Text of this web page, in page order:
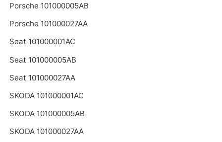
Porsche 101000005AB
Porsche 101000027AA
Seat 101000001AC
Seat 101000005AB
Seat 101000027AA
SKODA 101000001AC
SKODA 101000005AB
SKODA 101000027AA